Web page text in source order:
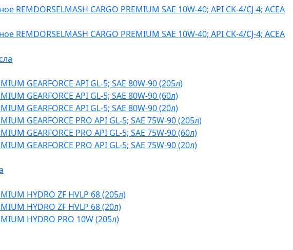
REMDORSELMASH CARGO PREMIUM SAE 10W-40; API CK-4/CJ-4; ACEA
REMDORSELMASH CARGO PREMIUM SAE 10W-40; API CK-4/CJ-4; ACEA
GEARFORCE API GL-5; SAE 80W-90 (205л)
GEARFORCE API GL-5; SAE 80W-90 (60л)
GEARFORCE API GL-5; SAE 80W-90 (20л)
GEARFORCE PRO API GL-5; SAE 75W-90 (205л)
GEARFORCE PRO API GL-5; SAE 75W-90 (60л)
GEARFORCE PRO API GL-5; SAE 75W-90 (20л)
HYDRO ZF HVLP 68 (205л)
HYDRO ZF HVLP 68 (20л)
HYDRO PRO 10W (205л)